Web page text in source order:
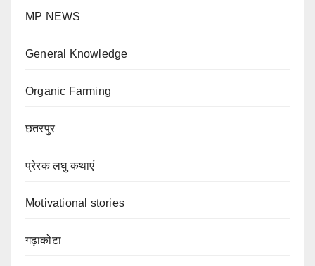
MP NEWS
General Knowledge
Organic Farming
छतरपुर
प्रेरक लघु कथाएं
Motivational stories
गढ़ाकोटा